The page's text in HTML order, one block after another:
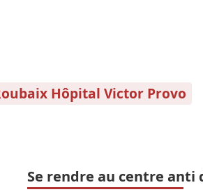
Hôpital Victor Provo
Se rendre au centre anti